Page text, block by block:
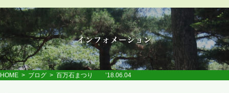
HOME > ブログ > 百万石まつり ’18.06.04